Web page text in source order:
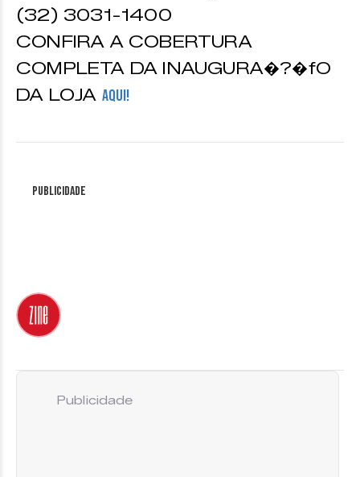
(32) 3031-1400
CONFIRA A COBERTURA
COMPLETA DA INAUGURA�?�fO
DA LOJA AQUI!
Publicidade
Publicidade